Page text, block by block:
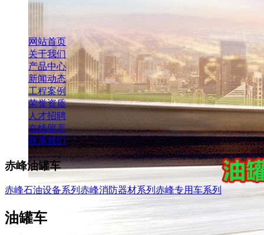
网站首页
关于我们
产品中心
新闻动态
工程案例
荣誉资质
人才招聘
在线留言
联系我们
赤峰油罐车
赤峰石油设备系列 赤峰消防器材系列 赤峰专用车系列
油罐车